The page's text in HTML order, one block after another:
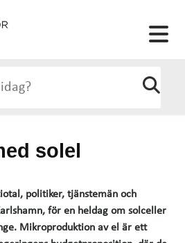
solel
politiker, tjänstemän och
för en heldag om solceller
Mikroproduktion av el är ett